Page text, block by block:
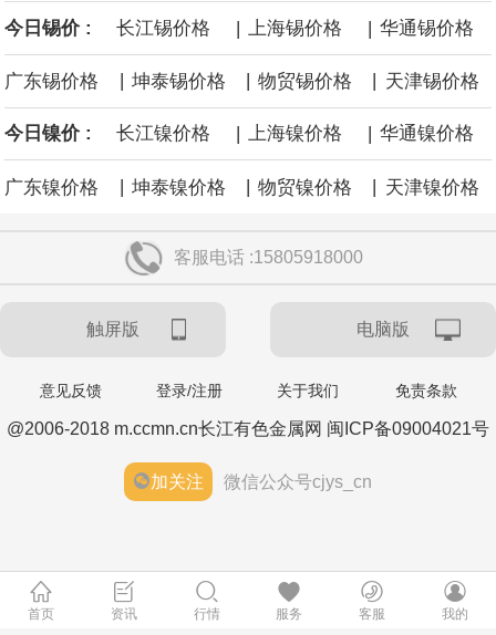
19422台；本年累计销量18.71万台，去年同期15.33万台，累计同
比增22.08%。
今日锡价 : 长江锡价格 | 上海锡价格 | 华通锡价格
广东锡价格 坤泰锡价格 物贸锡价格 天津锡价格
今日镍价 : 长江镍价格 | 上海镍价格 | 华通镍价格
广东镍价格 | 坤泰镍价格 | 物贸镍价格 | 天津镍价格
客服电话 :15805918000
触屏版 电脑版
意见反馈 登录/注册 关于我们 免责条款
@2006-2018 m.ccmn.cn长江有色金属网 闽ICP备09004021号
加关注 微信公众号cjys_cn
首页 资讯 行情 服务 客服 我的